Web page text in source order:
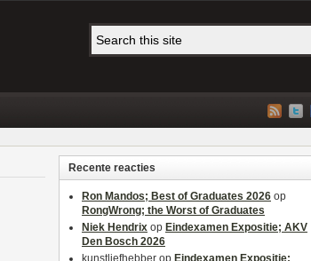
Recente reacties
Ron Mandos; Best of Graduates 2026 op
RongWrong; the Worst of Graduates
Niek Hendrix op Eindexamen Expositie; AKV
Den Bosch 2026
kunstliefhebber op Eindexamen Expositie;